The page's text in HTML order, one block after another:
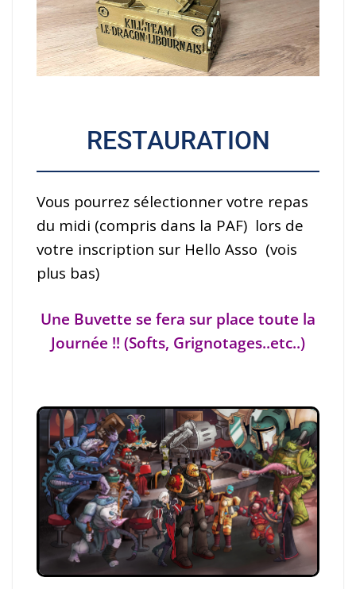
RESTAURATION
Vous pourrez sélectionner votre repas
du midi (compris dans la PAF) lors de
votre inscription sur Hello Asso (vois
plus bas)
Une Buvette se fera sur place toute la
Journée !! (Softs, Grignotages..etc..)